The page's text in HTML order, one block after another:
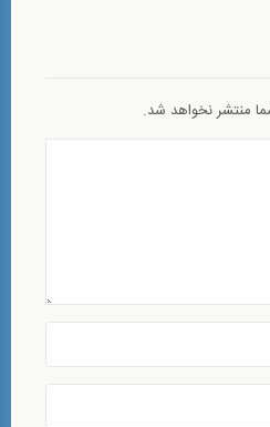
منتشر نخواهد شد.